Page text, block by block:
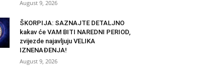
August 9, 2026
ŠKORPIJA: SAZNAJTE DETALJNO
kakav će VAM BITI NAREDNI PERIOD,
zvijezde najavljuju VELIKA
IZNENAĐENJA!
August 9, 2026